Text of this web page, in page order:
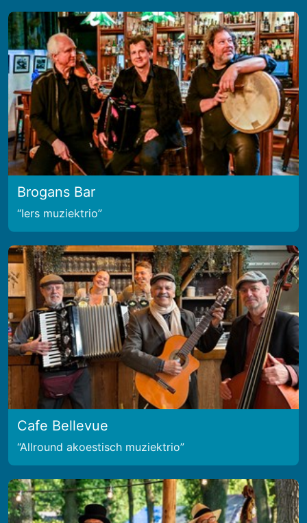
Brogans Bar
Iers muziektrio
Cafe Bellevue
Allround akoestisch muziektrio